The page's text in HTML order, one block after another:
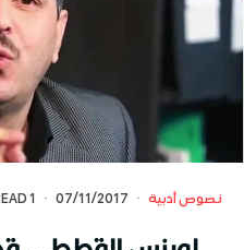
نصوص أدبية ·
07/11/2017
·
1 MIN READ